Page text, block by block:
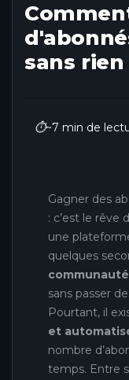
sans
⏱~7 min de
Gagner des
: c’est le rêve
une
quelques
communauté
sans passer
Pourtant, il
et
nombre
temps. Entre